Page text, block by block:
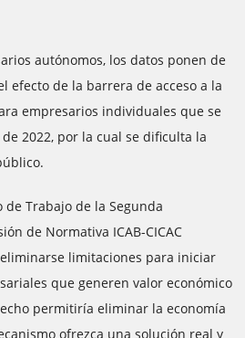
autónomos, los datos ponen de
efecto de la barrera de acceso a la
empresarios individuales que se
2022, por la cual se dificulta la
de Trabajo de la Segunda
de Normativa ICAB-CICAC
limitaciones para iniciar
que generen valor económico
permitiría eliminar la economía
ofrezca una solución real y